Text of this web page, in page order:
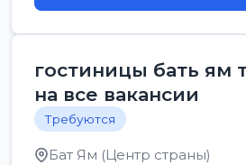
гостиницы бать ям
на все вакансии
Требуются
Бат Ям (Центр страны)